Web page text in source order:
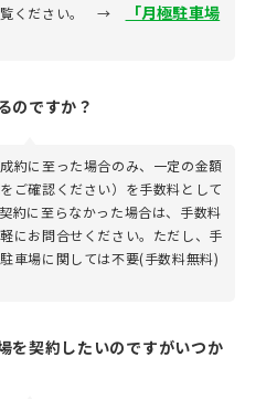
覧ください。 →
「月極駐車場
のですか？
約に至った場合のみ、一定の金額
ご確認ください）を手数料として
約に至らなかった場合は、手数料
にお問合せください。ただし、手
車場に関しては不要(手数料無料)
を契約したいのですがいつか